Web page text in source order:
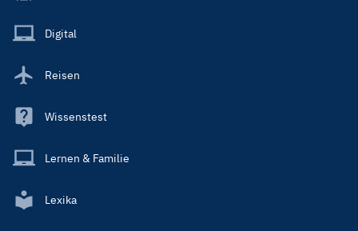
Main
Digital
Reisen
Wissenstest
Lernen & Familie
Lexika